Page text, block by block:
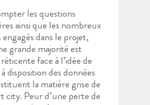
les questions
ainsi que les nombreux
dans le projet,
grande majorité est
face à l’idée de
disposition des données
la matière grise de
city. Peur d’une perte de